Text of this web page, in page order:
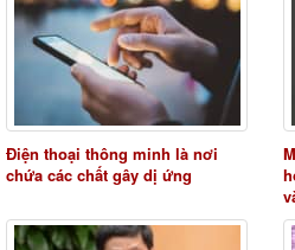
Điện thoại thông minh là nơi
chứa các chất gây dị ứng